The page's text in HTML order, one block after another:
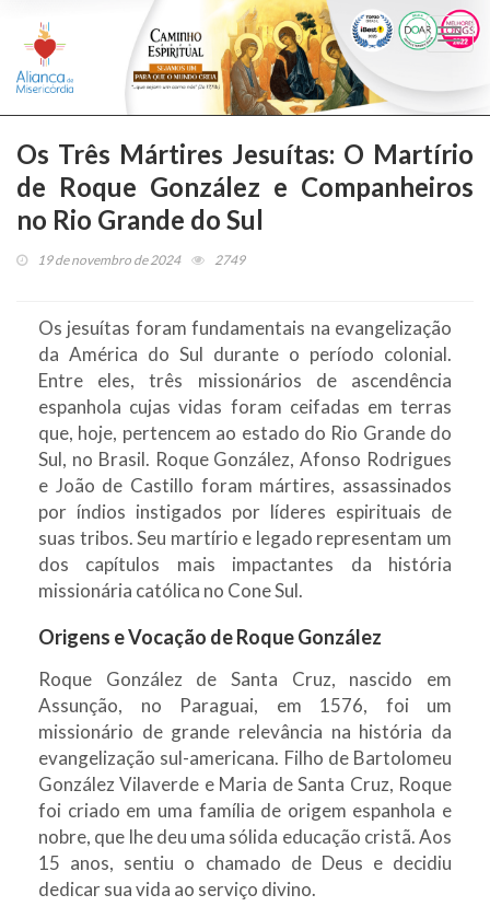
Os Três Mártires Jesuítas: O Martírio
de Roque González e Companheiros
no Rio Grande do Sul
19 de novembro de 2024 2749
Os jesuítas foram fundamentais na evangelização
da América do Sul durante o período colonial.
Entre eles, três missionários de ascendência
espanhola cujas vidas foram ceifadas em terras
que, hoje, pertencem ao estado do Rio Grande do
Sul, no Brasil. Roque González, Afonso Rodrigues
e João de Castillo foram mártires, assassinados
por índios instigados por líderes espirituais de
suas tribos. Seu martírio e legado representam um
dos capítulos mais impactantes da história
missionária católica no Cone Sul.
Origens e Vocação de Roque González
Roque González de Santa Cruz, nascido em
Assunção, no Paraguai, em 1576, foi um
missionário de grande relevância na história da
evangelização sul-americana. Filho de Bartolomeu
González Vilaverde e Maria de Santa Cruz, Roque
foi criado em uma família de origem espanhola e
nobre, que lhe deu uma sólida educação cristã. Aos
15 anos, sentiu o chamado de Deus e decidiu
dedicar sua vida ao serviço divino.